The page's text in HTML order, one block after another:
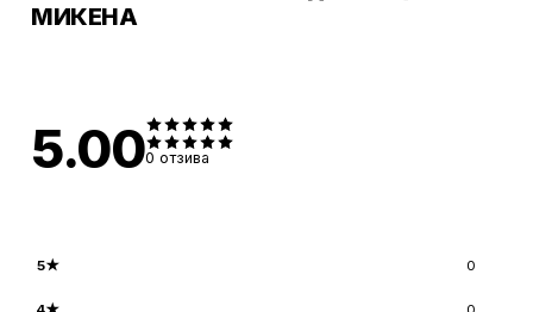
МИКЕНА
5.000 отзива
5★ 0